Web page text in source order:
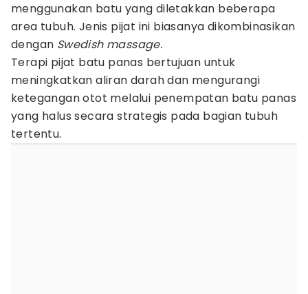
menggunakan batu yang diletakkan beberapa
area tubuh. Jenis pijat ini biasanya dikombinasikan
dengan Swedish massage.
Terapi pijat batu panas bertujuan untuk
meningkatkan aliran darah dan mengurangi
ketegangan otot melalui penempatan batu panas
yang halus secara strategis pada bagian tubuh
tertentu.